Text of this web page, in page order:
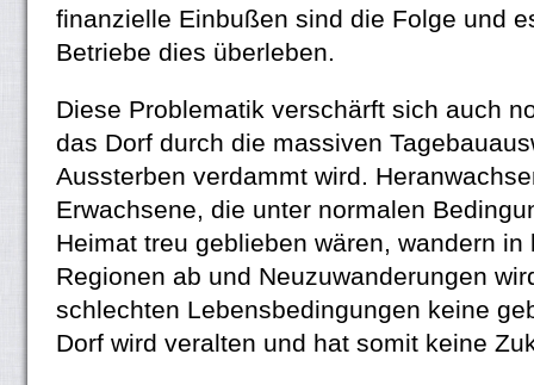
finanzielle Einbußen sind die Folge und
Betriebe dies überleben.
Diese Problematik verschärft sich auch
das Dorf durch die massiven
Aussterben verdammt wird.
Erwachsene, die unter normalen
Heimat treu geblieben wären, wandern in
Regionen ab und Neuzuwanderungen
schlechten Lebensbedingungen keine
Dorf wird veralten und hat somit keine